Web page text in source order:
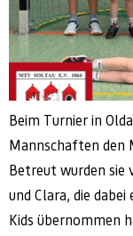
Beim Turnier in
Mannschaften den
Betreut wurden sie
und Clara, die
Kids übernommen